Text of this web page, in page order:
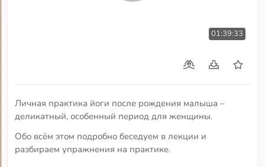
01:39:33
Личная практика йоги после рождения малыша –
деликатный, особенный период для женщины.
Обо всём этом подробно беседуем в лекции и
разбираем упражнения на практике.